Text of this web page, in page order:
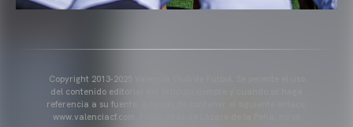
Copyright 2013-2025 Valencia Club de Fútbol. Se permite el uso
del contenido editorial del artículo siempre y cuando se haga
referencia a su fuente, además de contener el siguiente enlace:
www.valenciacf.com. Fotografías de Lázaro de la Peña, no se